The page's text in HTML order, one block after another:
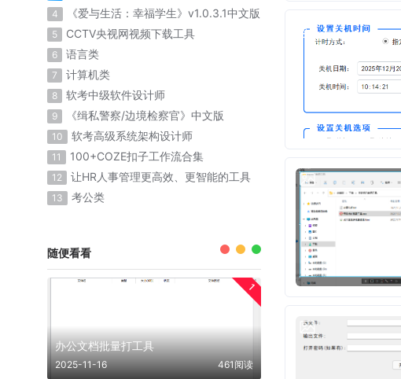
4 《爱与生活：幸福学生》v1.0.3.1中文版
5 CCTV央视网视频下载工具
6 语言类
7 计算机类
8 软考中级软件设计师
9 《缉私警察/边境检察官》中文版
10 软考高级系统架构设计师
11 100+COZE扣子工作流合集
12 让HR人事管理更高效、更智能的工具
13 考公类
随便看看
1
办公文档批量打工具
2025-11-16 461阅读